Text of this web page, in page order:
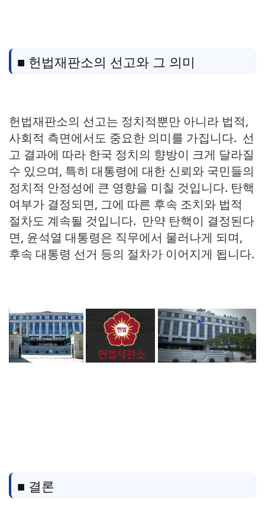
■ 헌법재판소의 선고와 그 의미
헌법재판소의 선고는 정치적뿐만 아니라 법적,
사회적 측면에서도 중요한 의미를 가집니다. 선
고 결과에 따라 한국 정치의 향방이 크게 달라질
수 있으며, 특히 대통령에 대한 신뢰와 국민들의
정치적 안정성에 큰 영향을 미칠 것입니다. 탄핵
여부가 결정되면, 그에 따른 후속 조치와 법적
절차도 계속될 것입니다. 만약 탄핵이 결정된다
면, 윤석열 대통령은 직무에서 물러나게 되며,
후속 대통령 선거 등의 절차가 이어지게 됩니다.
■ 결론